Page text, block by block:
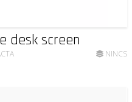
desk screen
NINCS